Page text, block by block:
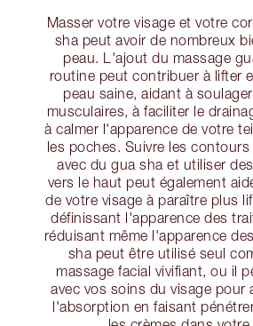
Masser votre visage et votre
sha peut avoir de nombreux
peau. L'ajout du massage
routine peut contribuer à lifter
peau saine, aidant à
musculaires, à faciliter le
à calmer l'apparence de votre
les poches. Suivre les
avec du gua sha et utiliser
vers le haut peut également
de votre visage à paraître plus
définissant l'apparence des
réduisant même l'apparence
sha peut être utilisé seul
massage facial vivifiant, ou il
avec vos soins du visage pour
l'absorption en faisant